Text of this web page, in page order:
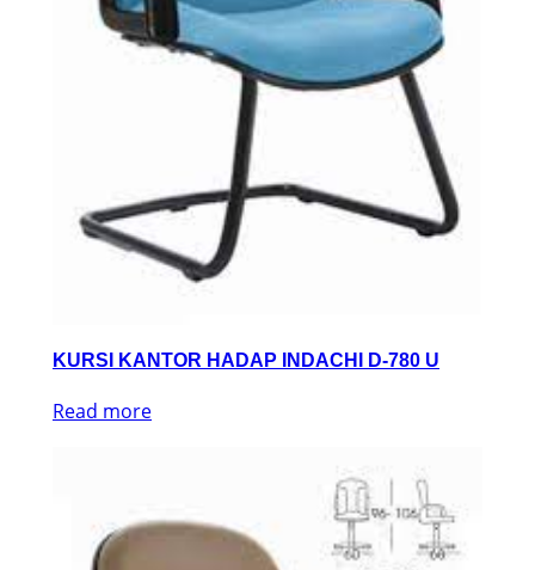
KURSI KANTOR HADAP INDACHI D-780 U
Read more